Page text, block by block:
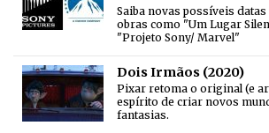
Saiba novas possíveis
obras como "Um Lugar
"Projeto Sony/ Marvel"
Dois Irmãos (2020)
Pixar retoma o original (e
espírito de criar novos
fantasias.